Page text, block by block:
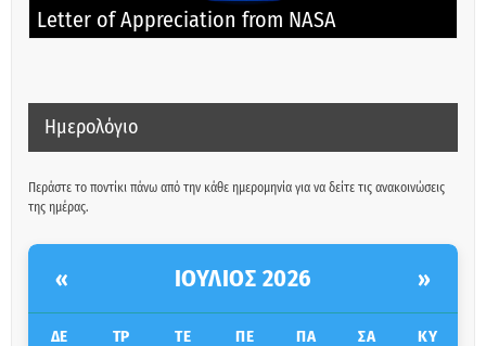
Letter of Appreciation from NASA
Ημερολόγιο
Περάστε το ποντίκι πάνω από την κάθε ημερομηνία για να δείτε τις ανακοινώσεις
της ημέρας.
« ΙΟΎΛΙΟΣ 2026 »
ΔΕ ΤΡ ΤΕ ΠΕ ΠΑ ΣΑ ΚΥ